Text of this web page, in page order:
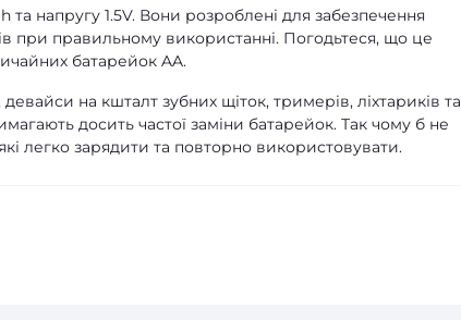
та напругу 1.5V. Вони розроблені для забезпечення
при правильному використанні. Погодьтеся, що це
батарейок AA.
на кшталт зубних щіток, тримерів, ліхтариків та
досить частої заміни батарейок. Так чому б не
легко зарядити та повторно використовувати.